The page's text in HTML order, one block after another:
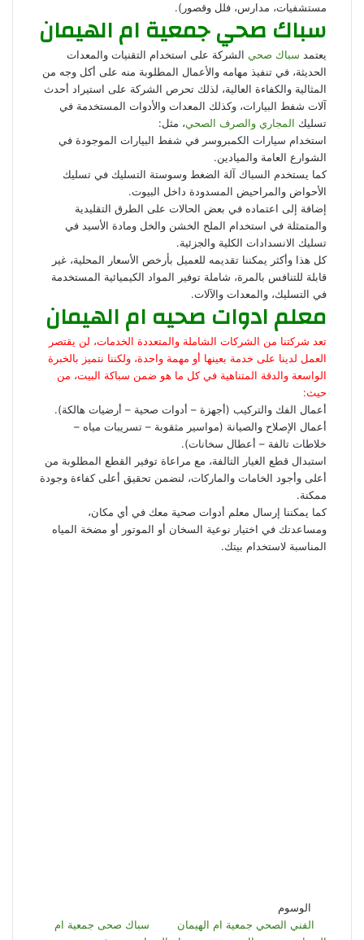
مستشفيات، مدارس، فلل وقصور).
سباك صحي جمعية ام الهيمان
يعتمد سباك صحي الشركة على استخدام التقنيات والمعدات
الحديثة، في تنفيذ مهامه والأعمال المطلوبة منه على أكل وجه من
المثالية والكفاءة العالية، لذلك تحرص الشركة على استيراد أحدث
آلات شفط البيارات، وكذلك المعدات والأدوات المستخدمة في
تسليك المجاري والصرف الصحي، مثل:
استخدام سيارات الكمبروسر في شفط البيارات الموجودة في
الشوارع العامة والميادين.
كما يستخدم السباك آلة الضغط وسوستة التسليك في تسليك
الأحواض والمراحيض المسدودة داخل البيوت.
إضافة إلى اعتماده في بعض الحالات على الطرق التقليدية
والمتمثلة في استخدام الملح الخشن والخل ومادة الأسيد في
تسليك الانسدادات الكلية والجزئية.
كل هذا وأكثر يمكننا تقديمه للعميل بأرخص الأسعار المحلية، غير
قابلة للتنافس بالمرة، شاملة توفير المواد الكيميائية المستخدمة
في التسليك، والمعدات والآلات.
معلم ادوات صحيه ام الهيمان
تعد شركتنا من الشركات الشاملة والمتعددة الخدمات، لن يقتصر
العمل لدينا على خدمة بعينها أو مهمة واحدة، ولكننا نتميز بالخبرة
الواسعة والدقة المتناهية في كل ما هو ضمن سباكة البيت، من
حيث:
أعمال الفك والتركيب (أجهزة – أدوات صحية – أرضيات هالكة).
أعمال الإصلاح والصيانة (مواسير مثقوبة – تسريبات مياه –
خلاطات تالفة – أعطال سخانات).
استبدال قطع الغيار التالفة، مع مراعاة توفير القطع المطلوبة من
أعلى وأجود الخامات والماركات، لنضمن تحقيق أعلى كفاءة وجودة
ممكنة.
كما يمكننا إرسال معلم أدوات صحية معك في أي مكان،
ومساعدتك في اختيار نوعية السخان أو الموتور أو مضخة المياه
المناسبة لاستخدام بيتك.
الوسوم
الفني الصحي جمعية ام الهيمان
سباك صحى جمعية ام